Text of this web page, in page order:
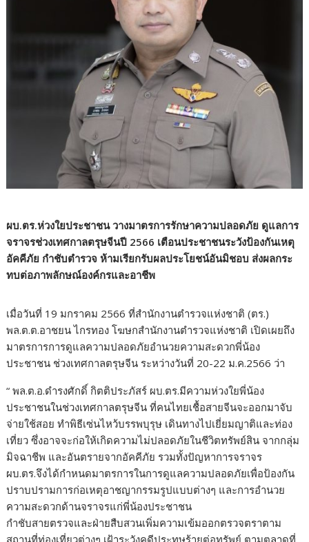
ผบ.ตร.ห่วงใยประชาชน วางมาตรการรักษาความปลอดภัย ดูแลการ
จราจรช่วงเทศกาลตรุษจีนปี 2566 เตือนประชาชนระวังป้องกันเหตุ
อัคคีภัย กำชับตำรวจ ห้ามเรียกรับผลประโยชน์อันมิชอบ ส่งผลกระ
ทบต่อภาพลักษณ์องค์กรและอาชีพ
เมื่อวันที่ 19 มกราคม 2566 ที่สำนักงานตำรวจแห่งชาติ (ตร.)
พล.ต.ต.อาชยน ไกรทอง โฆษกสำนักงานตำรวจแห่งชาติ เปิดเผยถึง
มาตรการการดูแลความปลอดภัยอำนวยความสะดวกพี่น้อง
ประชาชน ช่วงเทศกาลตรุษจีน ระหว่างวันที่ 20-22 ม.ค.2566 ว่า
“ พล.ต.อ.ดำรงศักดิ์ กิตติประภัสร์ ผบ.ตร.มีความห่วงใยพี่น้อง
ประชาชนในช่วงเทศกาลตรุษจีน ที่คนไทยเชื้อสายจีนจะออกมาจับ
จ่ายใช้สอย ทำพิธีเซ่นไหว้บรรพบุรุษ เดินทางไปเยี่ยมญาติและท่อง
เที่ยว ซึ่งอาจจะก่อให้เกิดความไม่ปลอดภัยในชีวิตทรัพย์สิน จากกลุ่ม
มิจฉาชีพ และอันตรายจากอัคคีภัย รวมทั้งปัญหาการจราจร
ผบ.ตร.จึงได้กำหนดมาตรการในการดูแลความปลอดภัยเพื่อป้องกัน
ปราบปรามการก่อเหตุอาชญากรรมรูปแบบต่างๆ และการอำนวย
ความสะดวกด้านจราจรแก่พี่น้องประชาชน
กำชับสายตรวจและฝ่ายสืบสวนเพิ่มความเข้มออกตรวจตราตาม
สถานที่ท่องเที่ยวต่างๆ เฝ้าระวังคดีประทุษร้ายต่อทรัพย์ ตามตลาดที่